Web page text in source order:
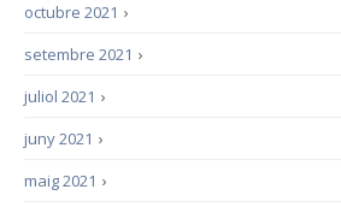
›
octubre 2021
›
setembre 2021
›
juliol 2021
›
juny 2021
›
maig 2021